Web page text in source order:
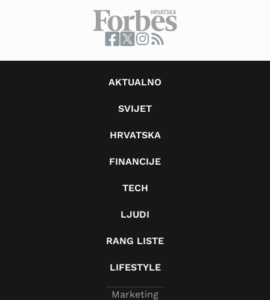
AKTUALNO
SVIJET
HRVATSKA
FINANCIJE
TECH
LJUDI
RANG LISTE
LIFESTYLE
Marketing